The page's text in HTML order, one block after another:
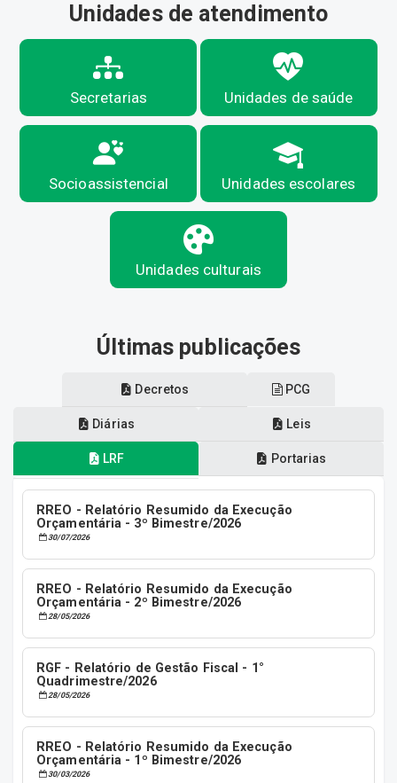
Unidades de atendimento
Secretarias Unidades de saúde
Socioassistencial Unidades escolares
Unidades culturais
Últimas publicações
LRF Portarias
Diárias Leis
Decretos PCG
RREO - Relatório Resumido da Execução
Orçamentária - 3º Bimestre/2026
30/07/2026
RREO - Relatório Resumido da Execução
Orçamentária - 2º Bimestre/2026
28/05/2026
RGF - Relatório de Gestão Fiscal - 1°
Quadrimestre/2026
28/05/2026
RREO - Relatório Resumido da Execução
Orçamentária - 1º Bimestre/2026
30/03/2026